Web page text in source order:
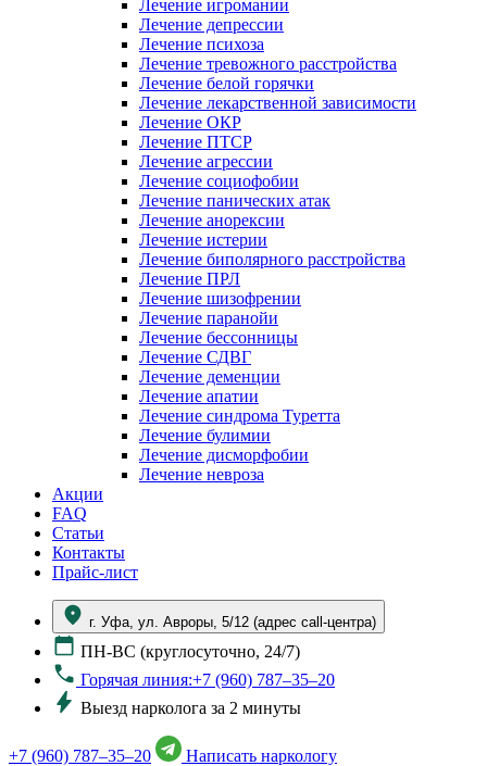
Лечение игромании
Лечение депрессии
Лечение психоза
Лечение тревожного расстройства
Лечение белой горячки
Лечение лекарственной зависимости
Лечение ОКР
Лечение ПТСР
Лечение агрессии
Лечение социофобии
Лечение панических атак
Лечение анорексии
Лечение истерии
Лечение биполярного расстройства
Лечение ПРЛ
Лечение шизофрении
Лечение паранойи
Лечение бессонницы
Лечение СДВГ
Лечение деменции
Лечение апатии
Лечение синдрома Туретта
Лечение булимии
Лечение дисморфобии
Лечение невроза
Акции
FAQ
Статьи
Контакты
Прайс-лист
г. Уфа, ул. Авроры, 5/12 (адрес call-центра)
ПН-ВС (круглосуточно, 24/7)
Горячая линия:+7 (960) 787–35–20
Выезд нарколога за 2 минуты
+7 (960) 787–35–20 Написать наркологу